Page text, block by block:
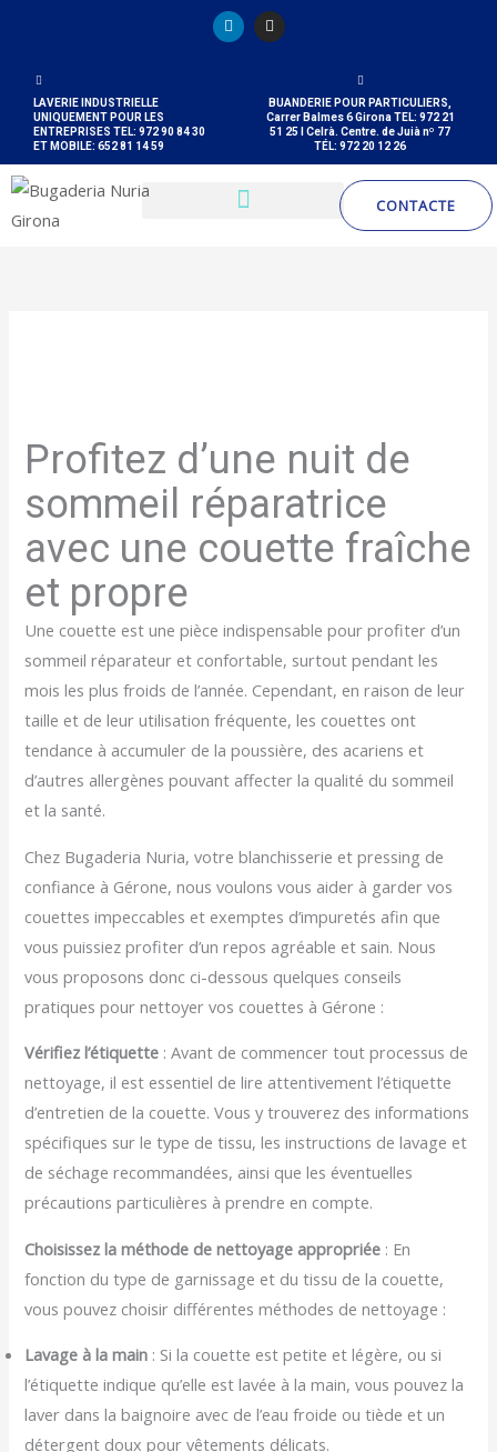
contenu
L
i
n
I
n
s
g
r
a
m
LAVERIE INDUSTRIELLE
UNIQUEMENT POUR LES
ENTREPRISES TEL: 972 90 84 30
ET MOBILE: 652 81 14 59
BUANDERIE POUR PARTICULIERS,
Carrer Balmes 6 Girona TEL: 972 21
51 25 I Celrà. Centre. de Juià nº 77
TÉL: 972 20 12 26
CONTACTE
Profitez d’une nuit de
sommeil réparatrice
avec une couette fraîche
et propre
Une couette est une pièce indispensable pour profiter d’un
sommeil réparateur et confortable, surtout pendant les
mois les plus froids de l’année. Cependant, en raison de leur
taille et de leur utilisation fréquente, les couettes ont
tendance à accumuler de la poussière, des acariens et
d’autres allergènes pouvant affecter la qualité du sommeil
et la santé.
Chez Bugaderia Nuria, votre blanchisserie et pressing de
confiance à Gérone, nous voulons vous aider à garder vos
couettes impeccables et exemptes d’impuretés afin que
vous puissiez profiter d’un repos agréable et sain. Nous
vous proposons donc ci-dessous quelques conseils
pratiques pour nettoyer vos couettes à Gérone :
Vérifiez l’étiquette : Avant de commencer tout processus de
nettoyage, il est essentiel de lire attentivement l’étiquette
d’entretien de la couette. Vous y trouverez des informations
spécifiques sur le type de tissu, les instructions de lavage et
de séchage recommandées, ainsi que les éventuelles
précautions particulières à prendre en compte.
Choisissez la méthode de nettoyage appropriée : En
fonction du type de garnissage et du tissu de la couette,
vous pouvez choisir différentes méthodes de nettoyage :
Lavage à la main : Si la couette est petite et légère, ou si
l’étiquette indique qu’elle est lavée à la main, vous pouvez la
laver dans la baignoire avec de l’eau froide ou tiède et un
détergent doux pour vêtements délicats.